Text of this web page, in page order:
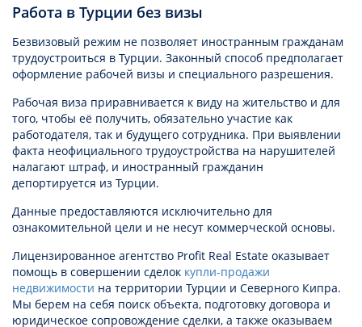
Работа в Турции без визы
Безвизовый режим не позволяет иностранным гражданам
трудоустроиться в Турции. Законный способ предполагает
оформление рабочей визы и специального разрешения.
Рабочая виза приравнивается к виду на жительство и для
того, чтобы её получить, обязательно участие как
работодателя, так и будущего сотрудника. При выявлении
факта неофициального трудоустройства на нарушителей
налагают штраф, и иностранный гражданин
депортируется из Турции.
Данные предоставляются исключительно для
ознакомительной цели и не несут коммерческой основы.
Лицензированное агентство Profit Real Estate оказывает
помощь в совершении сделок купли-продажи
недвижимости на территории Турции и Северного Кипра.
Мы берем на себя поиск объекта, подготовку договора и
юридическое сопровождение сделки, а также оказываем